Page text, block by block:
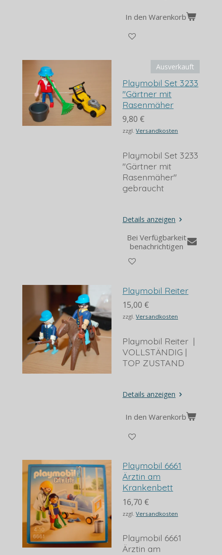
In den Warenkorb
Ausverkauft
Playmobil Set 3233
"Gärtner mit
Rasenmäher
9,80 €
zzgl.Versandkosten
Playmobil Set 3233
"Gärtner mit
Rasenmäher"
gebraucht
Details anzeigen
Bei Verfügbarkeit
benachrichtigen
Playmobil Reiter
15,00 €
zzgl.Versandkosten
Playmobil Reiter |
VOLLSTÄNDIG |
TOP ZUSTAND
Details anzeigen
In den Warenkorb
Playmobil 6661
Ärztin am
Krankenbett
16,70 €
zzgl.Versandkosten
Playmobil 6661
Ärztin am